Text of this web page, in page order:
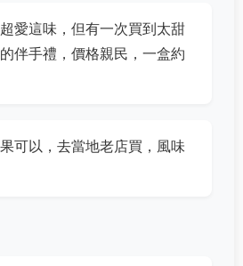
愛這味，但有一次買到太甜
伴手禮，價格親民，一盒約
可以，去當地老店買，風味